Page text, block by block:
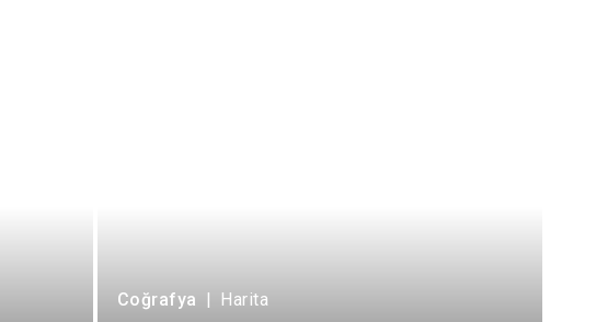
Coğrafya | Harita